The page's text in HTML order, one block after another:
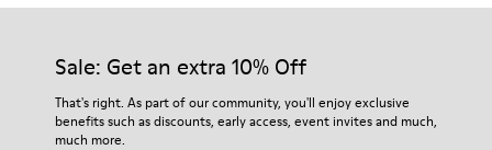
Sale: Get an extra 10% Off
That's right. As part of our community, you'll enjoy exclusive
benefits such as discounts, early access, event invites and much,
much more.